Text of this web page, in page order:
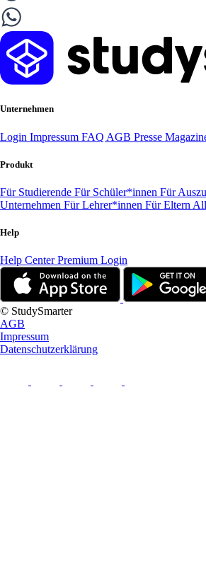
Unternehmen
Login Impressum FAQ AGB Presse
Produkt
Für Studierende Für Schüler*innen Für
Unternehmen Für Lehrer*innen Für Eltern
Help
Help CenterPremium Login
© StudySmarter
AGB
Impressum
Datenschutzerklärung